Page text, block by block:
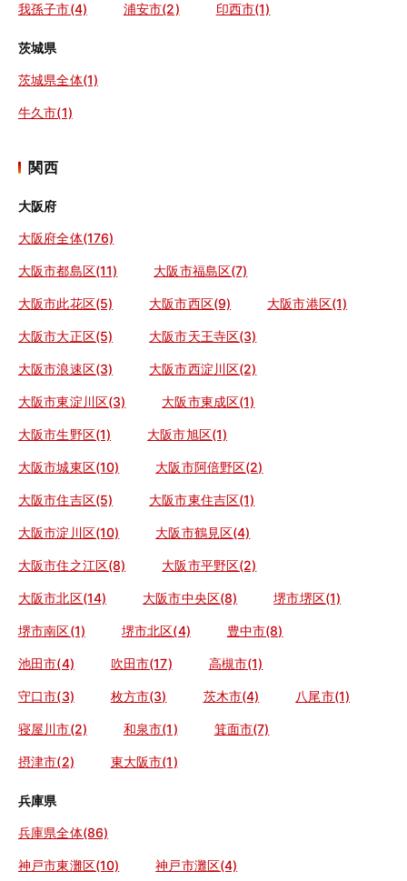
我孫子市(4) 浦安市(2) 印西市(1)
茨城県
茨城県全体(1)
牛久市(1)
関西
大阪府
大阪府全体(176)
大阪市都島区(11) 大阪市福島区(7)
大阪市此花区(5) 大阪市西区(9) 大阪市港区(1)
大阪市大正区(5) 大阪市天王寺区(3)
大阪市浪速区(3) 大阪市西淀川区(2)
大阪市東淀川区(3) 大阪市東成区(1)
大阪市生野区(1) 大阪市旭区(1)
大阪市城東区(10) 大阪市阿倍野区(2)
大阪市住吉区(5) 大阪市東住吉区(1)
大阪市淀川区(10) 大阪市鶴見区(4)
大阪市住之江区(8) 大阪市平野区(2)
大阪市北区(14) 大阪市中央区(8) 堺市堺区(1)
堺市南区(1) 堺市北区(4) 豊中市(8)
池田市(4) 吹田市(17) 高槻市(1)
守口市(3) 枚方市(3) 茨木市(4) 八尾市(1)
寝屋川市(2) 和泉市(1) 箕面市(7)
摂津市(2) 東大阪市(1)
兵庫県
兵庫県全体(86)
神戸市東灘区(10) 神戸市灘区(4)